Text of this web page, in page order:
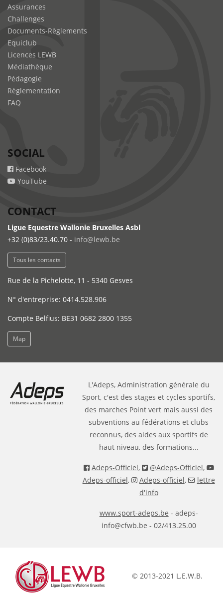
Assurances
Challenges
Documents-Règlements
Equiclub
Licences LEWB
Médiathèque
Pédagogie
Règlementation
FAQ
SOCIAL
Facebook
YouTube
CONTACT
Ligue Equestre Wallonie Bruxelles Asbl
+32 (0)83/23.40.70 - info@lewb.be
Tous les contacts
Rue de la Pichelotte, 11 - 5340 Gesves
N° d'entreprise: 0414.528.906
Compte Belfius: BE31 0682 2800 1355
Map
L'Adeps, Administration générale du
Sport, c'est des stages et cycles sportifs,
des marches Point vert mais aussi des
subventions au fédérations et clubs
reconnus, des aides aux sportifs de
haut niveau, des formations...
Adeps-Officiel, @Adeps-Officiel,
Adeps-officiel, Adeps-officiel,
lettre
d'info
www.sport-adeps.be - adeps-
info@cfwb.be - 02/413.25.00
© 2013-2021 L.E.W.B.